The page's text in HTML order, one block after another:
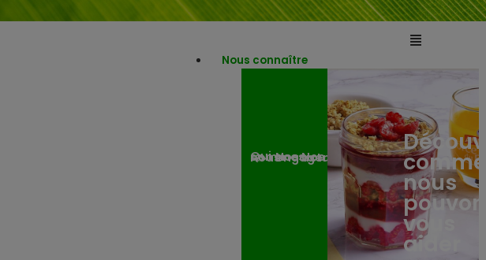
Nous connaître
Qui sommes-nous ? Nos engagements
Nos actualités
nous
pouvons
vous
aider